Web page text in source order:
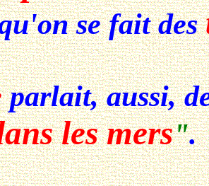
se fait des
parlait, aussi,
les mers".